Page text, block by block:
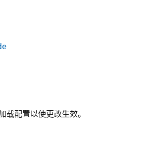
配置以使更改生效。